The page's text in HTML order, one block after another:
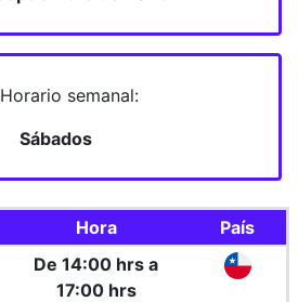
Horario semanal:
Sábados
Hora
País
De 14:00 hrs a
17:00 hrs